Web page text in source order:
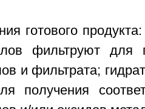
готового
фильтруют для
и фильтрата;
получения